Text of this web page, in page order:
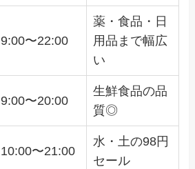
9:00〜22:00
薬・食品・日
用品まで幅広
い
9:00〜20:00
生鮮食品の品
質◎
10:00〜21:00
水・土の98円
セール